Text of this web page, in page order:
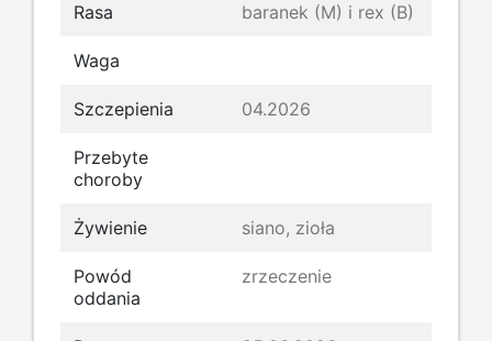
Rasa baranek (M) i rex (B)
Waga
Szczepienia 04.2026
Przebyte
choroby
Żywienie siano, zioła
Powód
oddania
zrzeczenie